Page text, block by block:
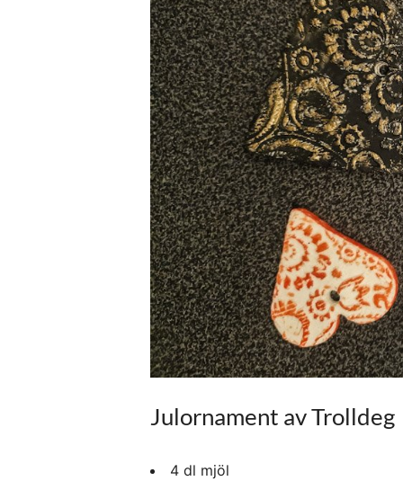
Julornament av Trolldeg
4 dl mjöl